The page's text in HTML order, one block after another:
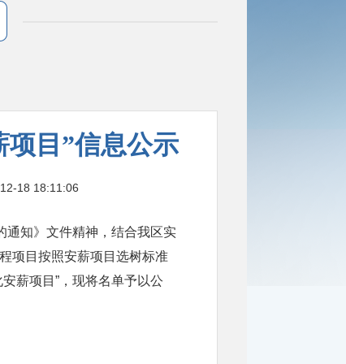
项目”信息公示
18 18:11:06
通知》文件精神，结合我区实
项目按照安薪项目选树标准
薪项目”，现将名单予以公